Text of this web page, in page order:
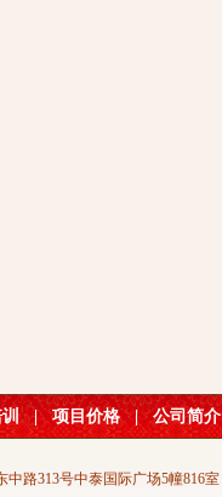
| 项目价格 | 公司简介
路313号中泰国际广场5幢816室